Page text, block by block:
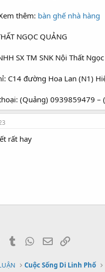
thêm: bàn ghế nhà hàng
NGỌC QUẢNG
SX TM SNK Nội Thất
C14 đường Hoa Lan (N1)
(Quảng) 0939859479 –
rất hay
PinterestTumblrWhatsApp
Email
Cuộc Sống Di Linh Phố